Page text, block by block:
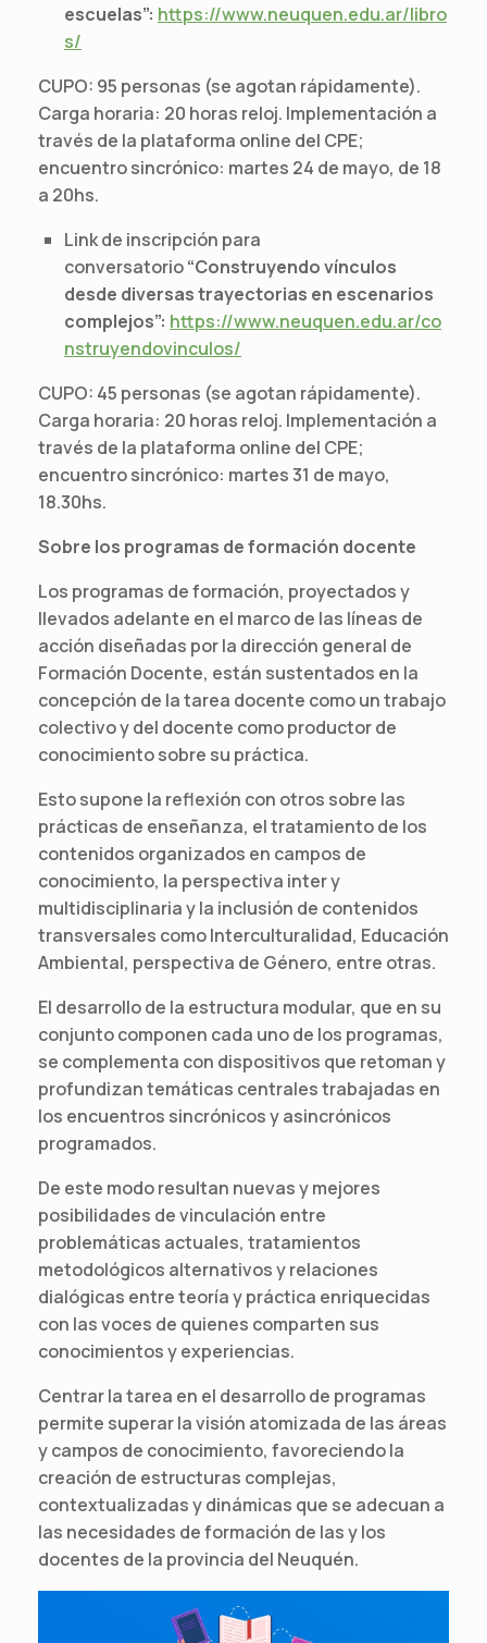
escuelas”: https://www.neuquen.edu.ar/libro
s/
CUPO: 95 personas (se agotan rápidamente).
Carga horaria: 20 horas reloj. Implementación a
través de la plataforma online del CPE;
encuentro sincrónico: martes 24 de mayo, de 18
a 20hs.
Link de inscripción para
conversatorio“Construyendo vínculos
desde diversas trayectorias en escenarios
complejos”: https://www.neuquen.edu.ar/co
nstruyendovinculos/
CUPO: 45 personas (se agotan rápidamente).
Carga horaria: 20 horas reloj. Implementación a
través de la plataforma online del CPE;
encuentro sincrónico: martes 31 de mayo,
18.30hs.
Sobre los programas de formación docente
Los programas de formación, proyectados y
llevados adelante en el marco de las líneas de
acción diseñadas por la dirección general de
Formación Docente, están sustentados en la
concepción de la tarea docente como un trabajo
colectivo y del docente como productor de
conocimiento sobre su práctica.
Esto supone la reflexión con otros sobre las
prácticas de enseñanza, el tratamiento de los
contenidos organizados en campos de
conocimiento, la perspectiva inter y
multidisciplinaria y la inclusión de contenidos
transversales como Interculturalidad, Educación
Ambiental, perspectiva de Género, entre otras.
El desarrollo de la estructura modular, que en su
conjunto componen cada uno de los programas,
se complementa con dispositivos que retoman y
profundizan temáticas centrales trabajadas en
los encuentros sincrónicos y asincrónicos
programados.
De este modo resultan nuevas y mejores
posibilidades de vinculación entre
problemáticas actuales, tratamientos
metodológicos alternativos y relaciones
dialógicas entre teoría y práctica enriquecidas
con las voces de quienes comparten sus
conocimientos y experiencias.
Centrar la tarea en el desarrollo de programas
permite superar la visión atomizada de las áreas
y campos de conocimiento, favoreciendo la
creación de estructuras complejas,
contextualizadas y dinámicas que se adecuan a
las necesidades de formación de las y los
docentes de la provincia del Neuquén.